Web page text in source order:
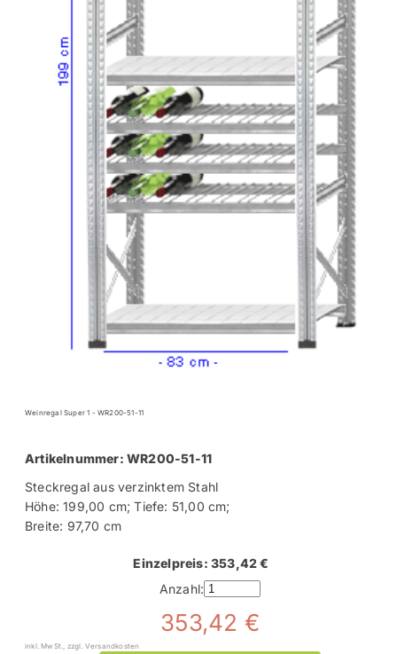
Weinregal Super 1 - WR200-51-11
Artikelnummer: WR200-51-11
Steckregal aus verzinktem Stahl
Höhe: 199,00 cm; Tiefe: 51,00 cm;
Breite: 97,70 cm
Einzelpreis: 353,42 €
Anzahl:
353,42 €
inkl. MwSt., zzgl. Versandkosten